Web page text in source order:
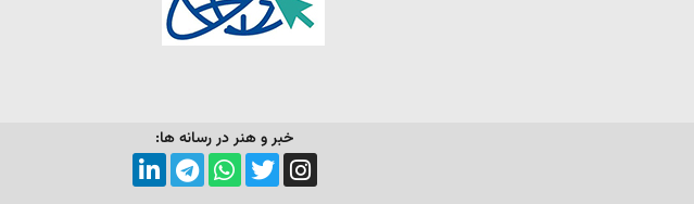
خبر و هنر در رسانه ها: